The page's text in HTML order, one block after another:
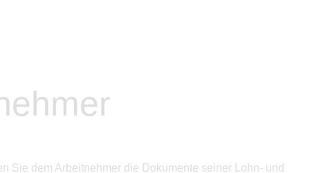
Sie dem Arbeitnehmer die Dokumente seiner Lohn- und